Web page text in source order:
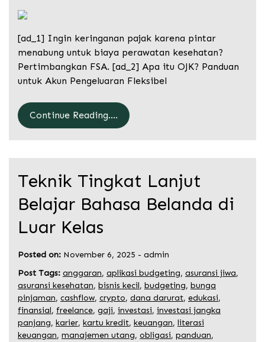
[ad_1] Ingin keringanan pajak karena pintar
menabung untuk biaya perawatan kesehatan?
Pertimbangkan FSA. [ad_2] Apa itu OJK? Panduan
untuk Akun Pengeluaran Fleksibel
Continue Reading....
Teknik Tingkat Lanjut
Belajar Bahasa Belanda di
Luar Kelas
Posted on: November 6, 2025 - admin
Post Tags: anggaran, aplikasi budgeting, asuransi jiwa,
asuransi kesehatan, bisnis kecil, budgeting, bunga
pinjaman, cashflow, crypto, dana darurat, edukasi,
finansial, freelance, gaji, investasi, investasi jangka
panjang, karier, kartu kredit, keuangan, literasi
keuangan, manajemen utang, obligasi, panduan,